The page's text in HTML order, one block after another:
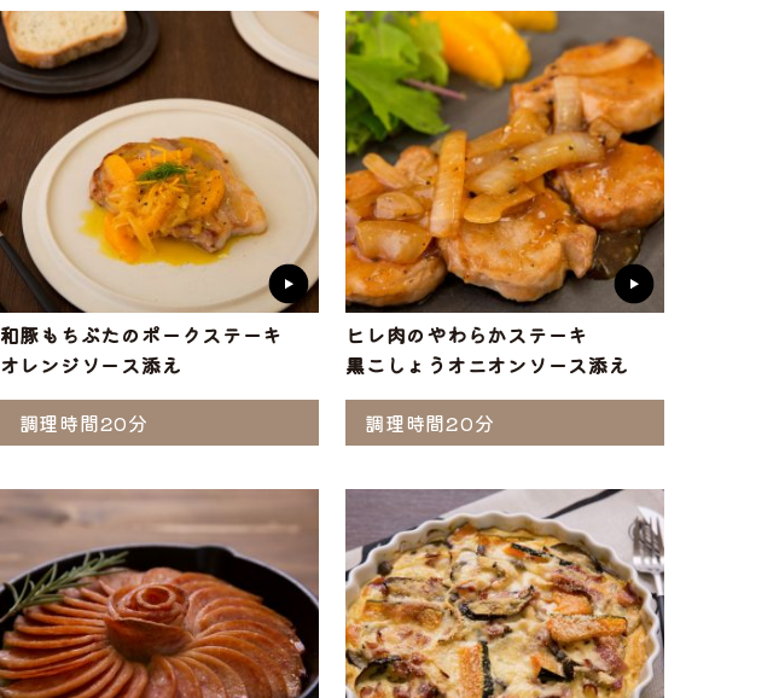
和豚もちぶたのポークステーキ
オレンジソース添え
調理時間20分
ヒレ肉のやわらかステーキ
黒こしょうオニオンソース添え
調理時間20分